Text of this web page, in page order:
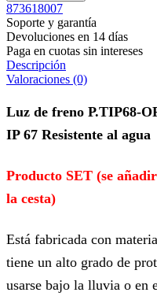
873618007
Soporte y garantía
Devoluciones en 14 días
Paga en cuotas sin intereses
Descripción
Valoraciones (0)
Luz de freno P.TIP68-
IP 67 Resistente al agua
Producto SET (se
la cesta)
Está fabricada con
tiene un alto grado de
usarse bajo la lluvia o en